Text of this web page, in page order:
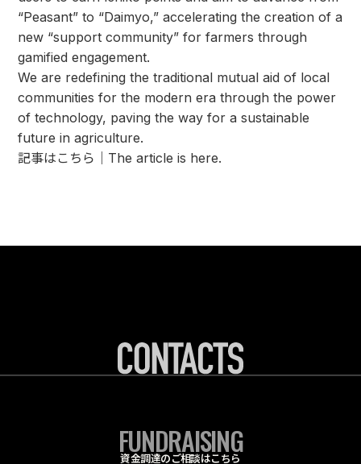
“Peasant” to “Daimyo,” accelerating the creation of a
new “support community” for farmers through
gamified engagement.
We are redefining the traditional mutual aid of local
communities for the modern era through the power
of technology, paving the way for a sustainable
future in agriculture.
記事はこちら｜The article is here.
FUNDRAISING
資金調達のご相談はこちら